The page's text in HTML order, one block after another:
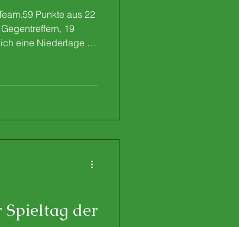
Punkte aus 22
19
eine Niederlage –
die von
Platz an der
Spieltag der